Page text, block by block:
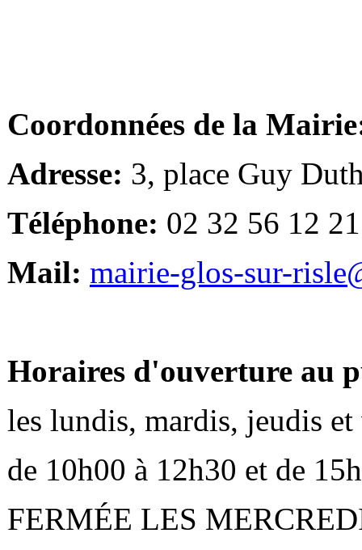
Coordonnées de la
Adresse: 3, place Guy
Téléphone: 02 32 56 12 21
Mail: mairie-glos-sur-
Horaires d'ouverture au
les lundis, mardis, jeudis et
de 10h00 à 12h30 et de
FERMÉE LES